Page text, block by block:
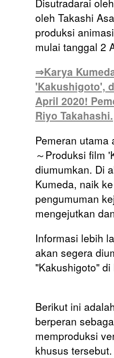
Disutradarai
oleh Takashi
produksi
mulai tanggal 2
⇒Karya
'Kakushigoto',
April 2020!
Riyo Takahashi.
Pemeran utama
～Produksi film
diumumkan. Di
Kumeda, naik
pengumuman
mengejutkan
Informasi lebih
akan segera
"Kakushigoto"
Berikut ini
berperan
memproduksi
khusus tersebut.